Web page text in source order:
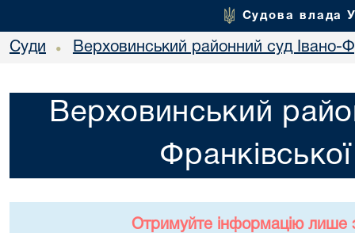
Судова влада
Суди • Верховинський районний суд Івано-
Верховинський
Отримуйте інформацію лише